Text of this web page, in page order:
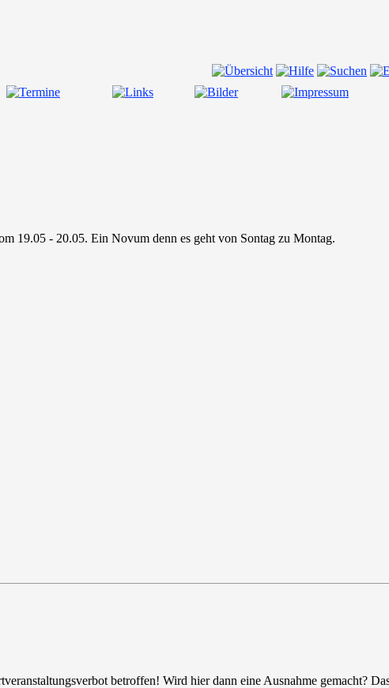
19.05 - 20.05. Ein Novum denn es geht von Sontag zu Montag.
betroffen! Wird hier dann eine Ausnahme gemacht?